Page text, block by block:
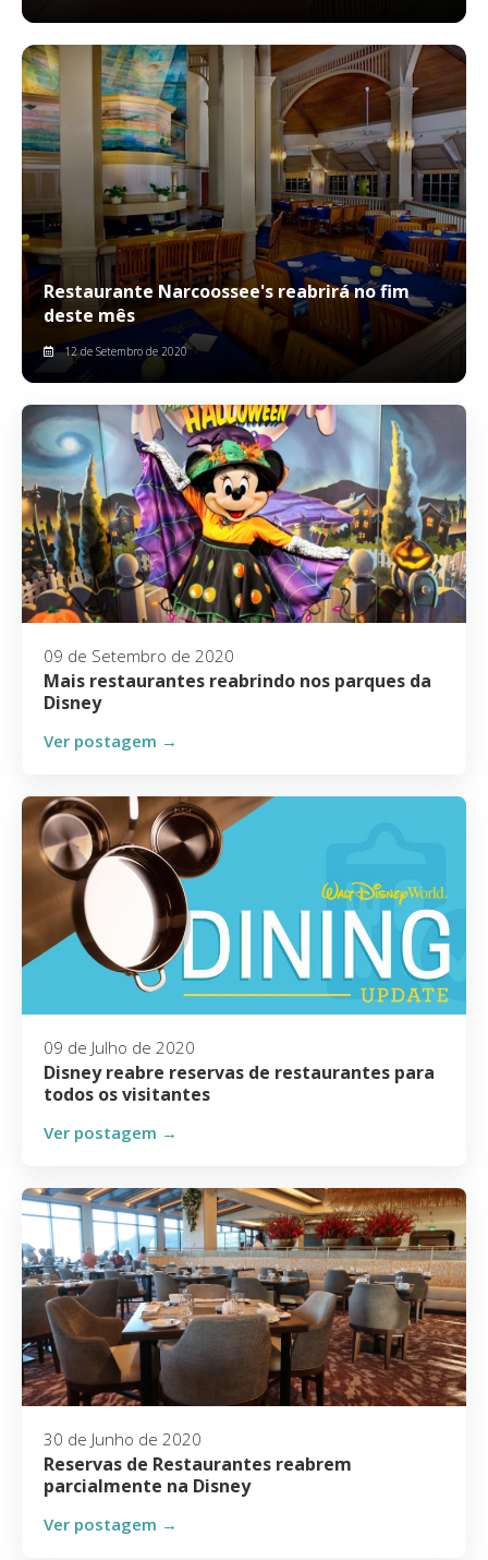
Restaurante Narcoossee's reabrirá no fim
deste mês
12 de Setembro de 2020
09 de Setembro de 2020
Mais restaurantes reabrindo nos parques da
Disney
Ver postagem →
09 de Julho de 2020
Disney reabre reservas de restaurantes para
todos os visitantes
Ver postagem →
30 de Junho de 2020
Reservas de Restaurantes reabrem
parcialmente na Disney
Ver postagem →